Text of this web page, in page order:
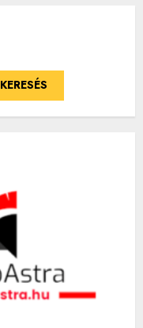
KERESÉS